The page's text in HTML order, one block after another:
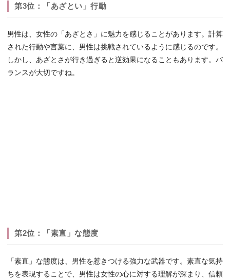
第3位：「あざとい」行動
男性は、女性の「あざとさ」に魅力を感じることがあります。計算
された行動や言葉に、男性は挑戦されているように感じるのです。
しかし、あざとさが行き過ぎると逆効果になることもあります。バ
ランスが大切ですね。
第2位：「素直」な態度
「素直」な態度は、男性を惹きつける強力な武器です。素直な気持
ちを表現することで、男性は女性の心に対する理解が深まり、信頼